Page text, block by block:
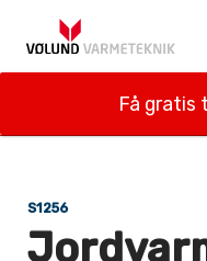
Få gratis
S1256